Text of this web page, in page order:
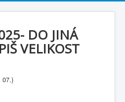
DO JINÁ
VELIKOST
07.)